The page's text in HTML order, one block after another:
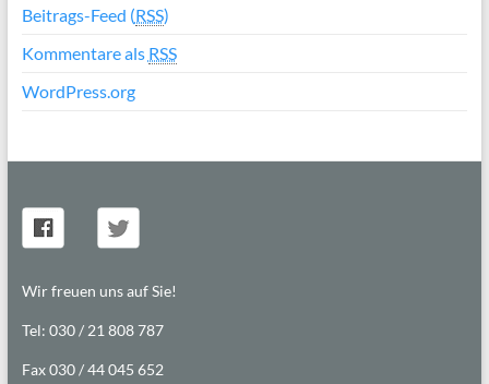
Beitrags-Feed (RSS)
Kommentare als RSS
WordPress.org
Wir freuen uns auf Sie!
Tel: 030 / 21 808 787
Fax 030 / 44 045 652